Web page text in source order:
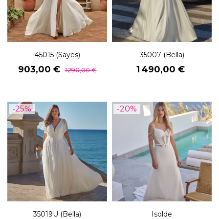
45015 (Sayes)
Prix
903,00 € Prix
1 290,00 €
35007 (Bella)
Prix
1 490,00 €
35019U (Bella)
-25%
Isolde
-20%